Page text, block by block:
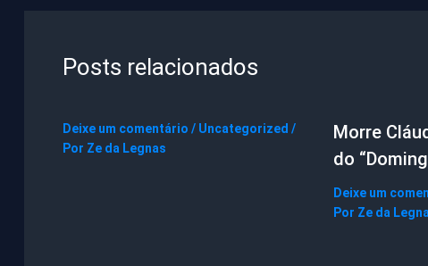
Posts relacionados
Deixe um comentário / Uncategorized /
Por Ze da Legnas
Morre
do
Deixe um
Por Ze da